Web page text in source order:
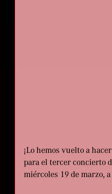
¡Lo hemos vuelto a
para el tercer concierto
miércoles 19 de marzo,